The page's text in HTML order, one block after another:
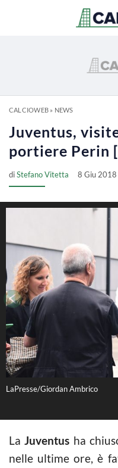
CALCIOWEB» NEWS
Juventus,
portiere Perin
diStefano Vitetta 8 Giu
LaPresse/Giordan Ambrico
LaJuventus ha
nelle ultime ore, è